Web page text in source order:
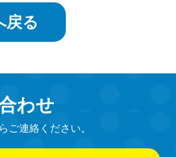
戻る
わせ
ご連絡ください。